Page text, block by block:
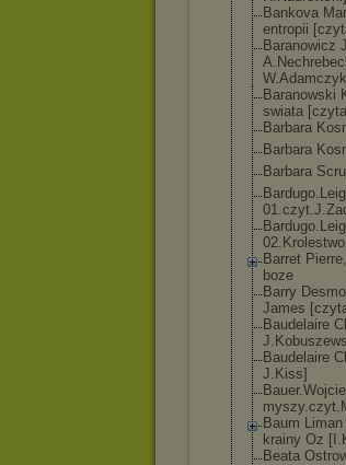
Bankova
entropii
Baranowicz
Baranowski
swiata
Barbara
Barbara
Barbara
Barret
boze
Barry
James
Baudelaire
Baudelaire
J.Kiss]
Baum
krainy Oz
Beata